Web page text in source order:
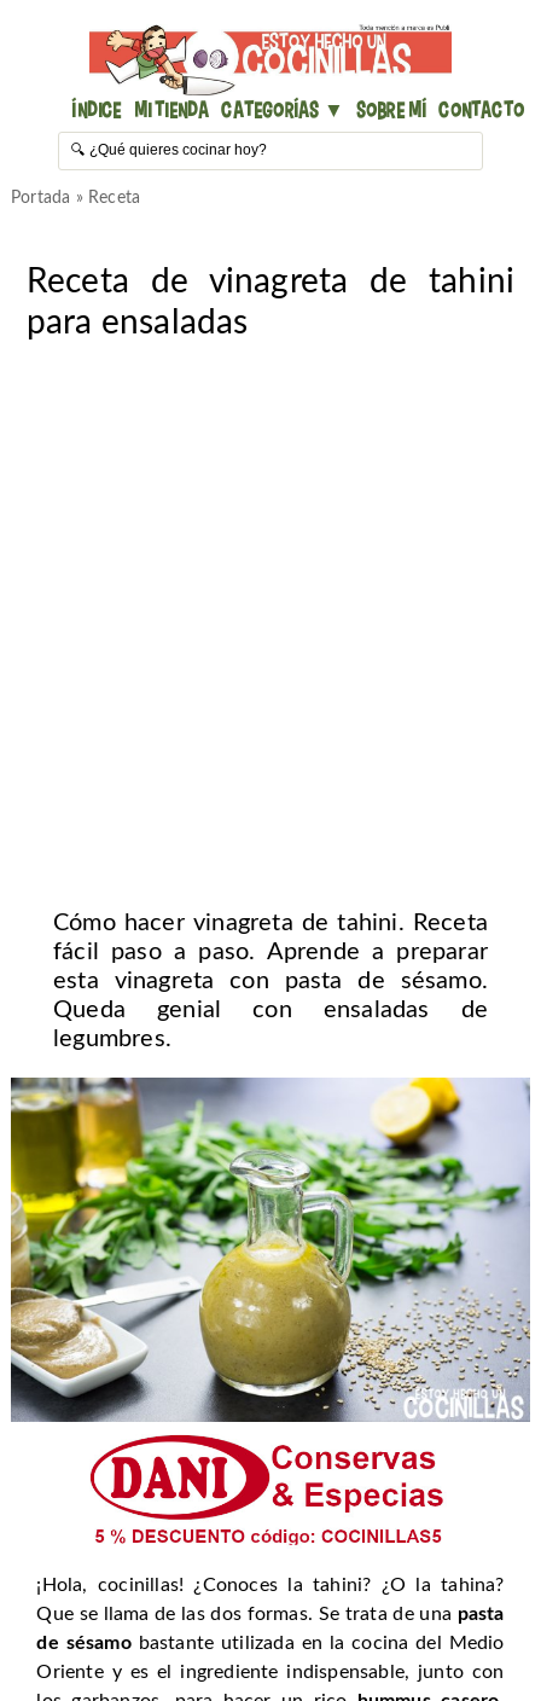
Índice Mi Tienda Categorías ▼ Sobre mí Contacto
Portada » Receta
Receta de vinagreta de tahini
para ensaladas
Cómo hacer vinagreta de tahini. Receta
fácil paso a paso. Aprende a preparar
esta vinagreta con pasta de sésamo.
Queda genial con ensaladas de
legumbres.
¡Hola, cocinillas! ¿Conoces la tahini? ¿O la tahina?
Que se llama de las dos formas. Se trata de una pasta
de sésamobastante utilizada en la cocina del Medio
Oriente y es el ingrediente indispensable, junto con